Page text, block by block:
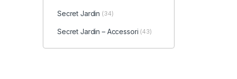
Secret Jardin (34)
Secret Jardin – Accessori (43)